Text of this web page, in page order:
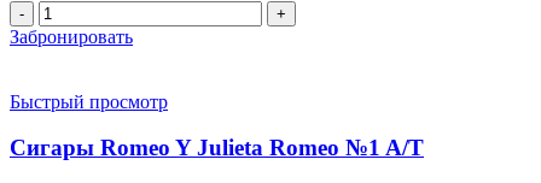
Забронировать
Быстрый просмотр
Сигары Romeo Y Julieta Romeo №1 A/T